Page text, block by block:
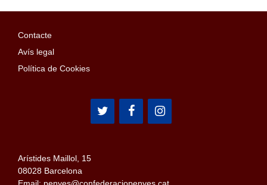
Contacte
Avís legal
Política de Cookies
Arístides Maillol, 15
08028 Barcelona